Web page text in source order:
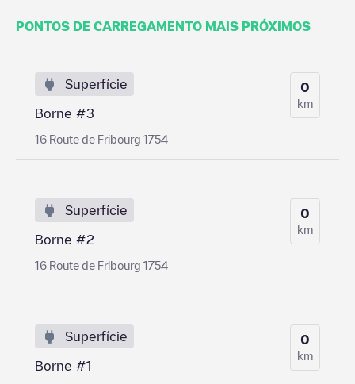
PONTOS DE CARREGAMENTO MAIS PRÓXIMOS
Superfície
Borne #3
16 Route de Fribourg 1754
0
km
Superfície
Borne #2
16 Route de Fribourg 1754
0
km
Superfície
Borne #1
0
km